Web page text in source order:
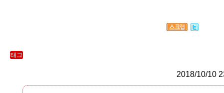
태그
2018/10/10